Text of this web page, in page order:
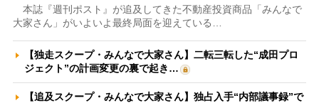
本誌『週刊ポスト』が追及してきた不動産投資商品「みんなで
大家さん」がいよいよ最終局面を迎えている…
【独走スクープ・みんなで大家さん】二転三転した“成田プロ
ジェクト”の計画変更の裏で起き…
【追及スクープ・みんなで大家さん】独占入手“内部議事録”で